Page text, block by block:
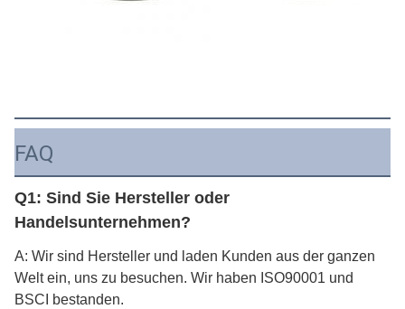
FAQ
Q1: Sind Sie Hersteller oder
Handelsunternehmen?
A: Wir sind Hersteller und laden Kunden aus der ganzen
Welt ein, uns zu besuchen. Wir haben ISO90001 und
BSCI bestanden.